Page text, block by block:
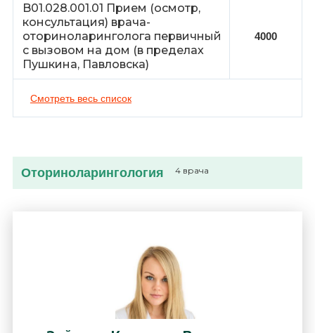
B01.028.001.01 Прием (осмотр,
консультация) врача-
оториноларинголога первичный
с вызовом на дом (в пределах
Пушкина, Павловска)
4000
Смотреть весь список
Оториноларингология 4 врача